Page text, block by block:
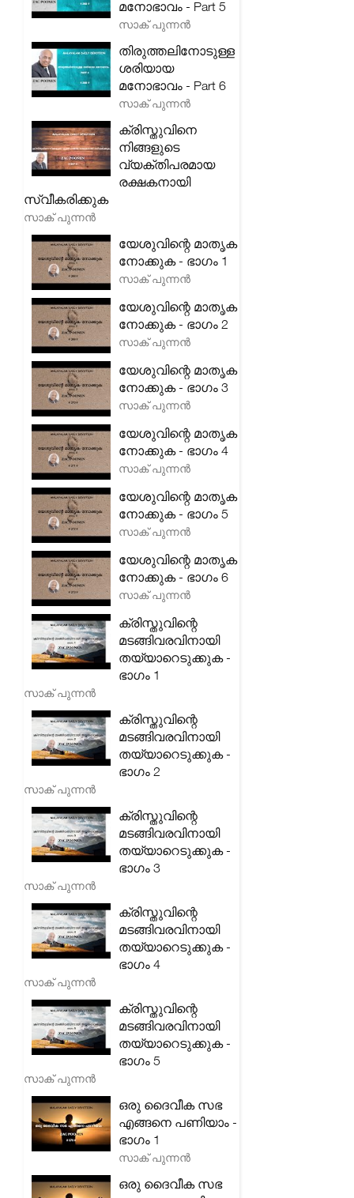
മനോഭാവം - Part 5
സാക് പുന്നൻ
തിരുത്തലിനോടുള്ള
ശരിയായ
മനോഭാവം - Part 6
സാക് പുന്നൻ
ക്രിസ്തുവിനെ
നിങ്ങളുടെ
വ്യക്തിപരമായ
രക്ഷകനായി
സ്വീകരിക്കുക
സാക് പുന്നൻ
യേശുവിന്റെ മാതൃക
നോക്കുക - ഭാഗം 1
സാക് പുന്നൻ
യേശുവിന്റെ മാതൃക
നോക്കുക - ഭാഗം 2
സാക് പുന്നൻ
യേശുവിന്റെ മാതൃക
നോക്കുക - ഭാഗം 3
സാക് പുന്നൻ
യേശുവിന്റെ മാതൃക
നോക്കുക - ഭാഗം 4
സാക് പുന്നൻ
യേശുവിന്റെ മാതൃക
നോക്കുക - ഭാഗം 5
സാക് പുന്നൻ
യേശുവിന്റെ മാതൃക
നോക്കുക - ഭാഗം 6
സാക് പുന്നൻ
ക്രിസ്തുവിന്റെ
മടങ്ങിവരവിനായി
തയ്യാറെടുക്കുക -
ഭാഗം 1
സാക് പുന്നൻ
ക്രിസ്തുവിന്റെ
മടങ്ങിവരവിനായി
തയ്യാറെടുക്കുക -
ഭാഗം 2
സാക് പുന്നൻ
ക്രിസ്തുവിന്റെ
മടങ്ങിവരവിനായി
തയ്യാറെടുക്കുക -
ഭാഗം 3
സാക് പുന്നൻ
ക്രിസ്തുവിന്റെ
മടങ്ങിവരവിനായി
തയ്യാറെടുക്കുക -
ഭാഗം 4
സാക് പുന്നൻ
ക്രിസ്തുവിന്റെ
മടങ്ങിവരവിനായി
തയ്യാറെടുക്കുക -
ഭാഗം 5
സാക് പുന്നൻ
ഒരു ദൈവീക സഭ
എങ്ങനെ പണിയാം -
ഭാഗം 1
സാക് പുന്നൻ
ഒരു ദൈവീക സഭ